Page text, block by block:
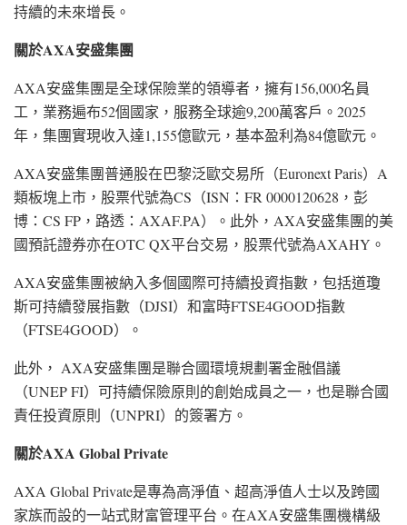
持續的未來增長。
關於AXA安盛集團
AXA安盛集團是全球保險業的領導者，擁有156,000名員
工，業務遍布52個國家，服務全球逾9,200萬客戶。2025
年，集團實現收入達1,155億歐元，基本盈利為84億歐元。
AXA安盛集團普通股在巴黎泛歐交易所（Euronext Paris）A
類板塊上市，股票代號為CS（ISN：FR 0000120628，彭
博：CS FP，路透：AXAF.PA）。此外，AXA安盛集團的美
國預託證券亦在OTC QX平台交易，股票代號為AXAHY。
AXA安盛集團被納入多個國際可持續投資指數，包括道瓊
斯可持續發展指數（DJSI）和富時FTSE4GOOD指數
（FTSE4GOOD）。
此外， AXA安盛集團是聯合國環境規劃署金融倡議
（UNEP FI）可持續保險原則的創始成員之一，也是聯合國
責任投資原則（UNPRI）的簽署方。
關於AXA Global Private
AXA Global Private是專為高淨值、超高淨值人士以及跨國
家族而設的一站式財富管理平台。在AXA安盛集團機構級